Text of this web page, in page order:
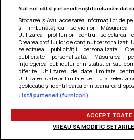
Termeni si conditii |
confidentialitate|
Atât noi, cât și partenerii noștri prelucrăm
Stocarea și/sau accesarea informațiilor de
și îmbunătățirea serviciilor. Măsurarea
Utilizarea profilurilor pentru selectarea
Crearea profilurilor de conținut personalizat.
selectarea publicității personalizate.
publicitate personalizată. Măsurarea
Înțelegerea publicului prin statistici sau
diferite. Utilizarea de date limitate
Utilizarea datelor limitate pentru a selecta
geolocație și identificarea prin scanarea
Listă parteneri (furnizori)
ACCEPT TOATE
VREAU SA MODIFIC